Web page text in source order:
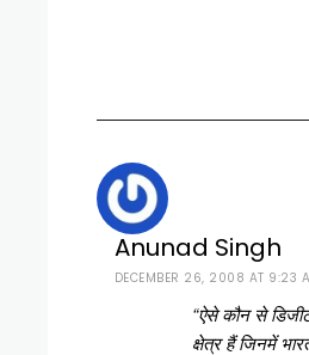
Anunad Singh
DECEMBER 26, 2008 AT 9:23
“ऐसे कौन से
क्षेत्र हैं जिनमें